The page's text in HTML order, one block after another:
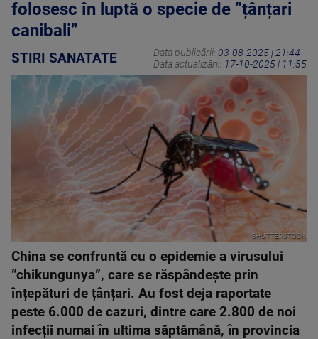
folosesc în luptă o specie de ”țânțari
canibali”
STIRI SANATATE Data publicării: 03-08-2025 | 21:44
Data actualizării: 17-10-2025 | 11:35
SHUTTERSTOCK
China se confruntă cu o epidemie a virusului
”chikungunya”, care se răspândește prin
înțepături de țânțari. Au fost deja raportate
peste 6.000 de cazuri, dintre care 2.800 de noi
infecții numai în ultima săptămână, în provincia